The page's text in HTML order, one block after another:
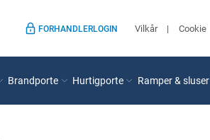
FORHANDLERLOGIN Vilkår Cookie
Brandporte Hurtigporte Ramper & sluser